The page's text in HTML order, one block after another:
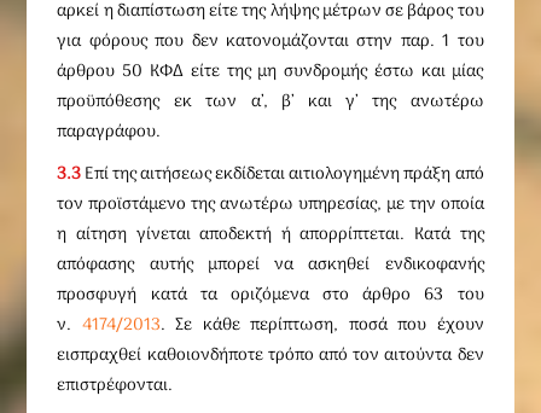
αρκεί η διαπίστωση είτε της λήψης μέτρων σε βάρος του
για φόρους που δεν κατονομάζονται στην παρ. 1 του
άρθρου 50 ΚΦΔ είτε της μη συνδρομής έστω και μίας
προϋπόθεσης εκ των α’, β’ και γ’ της ανωτέρω
παραγράφου.
3.3Επί της αιτήσεως εκδίδεται αιτιολογημένη πράξη από
τον προϊστάμενο της ανωτέρω υπηρεσίας, με την οποία
η αίτηση γίνεται αποδεκτή ή απορρίπτεται. Κατά της
απόφασης αυτής μπορεί να ασκηθεί ενδικοφανής
προσφυγή κατά τα οριζόμενα στο άρθρο 63 του
ν. 4174/2013. Σε κάθε περίπτωση, ποσά που έχουν
εισπραχθεί καθοιονδήποτε τρόπο από τον αιτούντα δεν
επιστρέφονται.